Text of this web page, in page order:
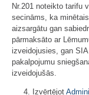
Nr.201 noteikto tarifu
secināms, ka
aizsargātu gan
pārmaksāto ar
izveidojusies, gan
pakalpojumu
izveidojušās.
4. Izvērtējot